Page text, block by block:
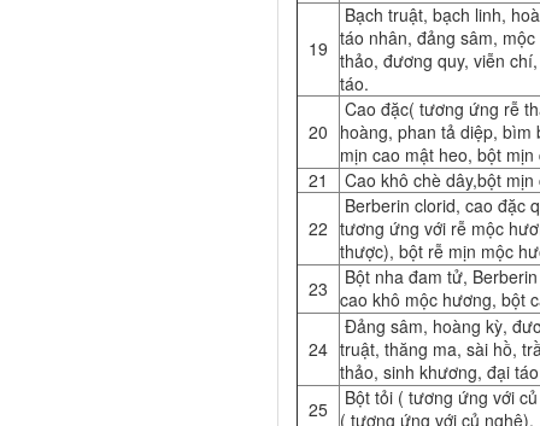
19
Bạch truật, bạch linh,
táo nhân, đảng sâm,
thảo, đương quy, viễn
táo.
20
Cao đặc( tương ứng rễ
hoàng, phan tả diệp,
mịn cao mật heo, bột
21
Cao khô chè dây,bột mịn
22
Berberin clorid, cao đặc
tương ứng với rễ mộc
thược), bột rễ mịn mộc
23
Bột nha đam tử,
cao khô mộc hương, bột
24
Đảng sâm, hoàng kỳ,
truật, thăng ma, sài hồ,
thảo, sinh khương, đại
25
Bột tỏi ( tương ứng với
( tương ứng với củ nghệ).